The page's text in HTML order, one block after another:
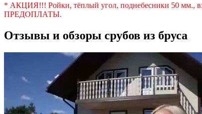
* АКЦИЯ!!! Ройки, тёплый угол, поднебесники 50 мм.,
ПРЕДОПЛАТЫ.
Отзывы и обзоры срубов из бруса